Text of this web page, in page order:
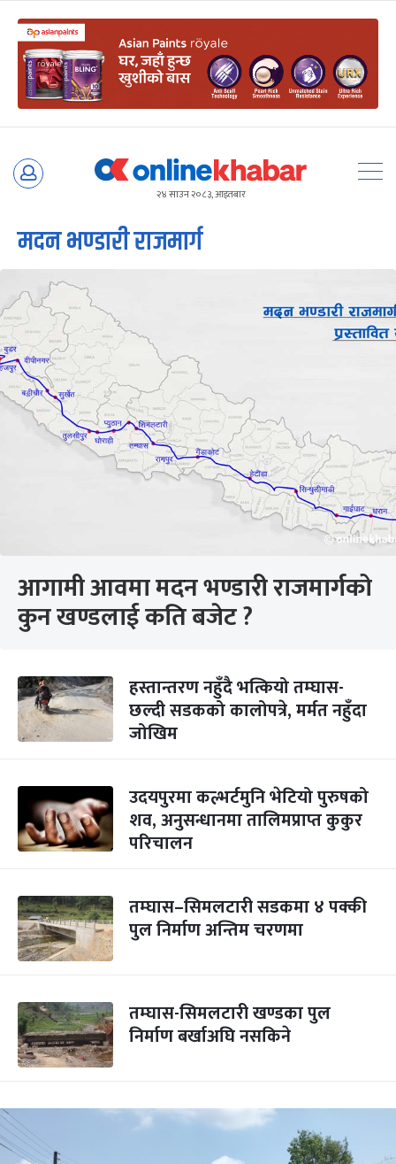
Skip
२४ साउन २०८३, आइतबार
मदन भण्डारी राजमार्ग
आगामी आवमा मदन भण्डारी राजमार्गको
कुन खण्डलाई कति बजेट ?
हस्तान्तरण नहुँदै भत्कियो तम्घास-
छल्दी सडकको कालोपत्रे, मर्मत नहुँदा
जोखिम
उदयपुरमा कल्भर्टमुनि भेटियो पुरुषको
शव, अनुसन्धानमा तालिमप्राप्त कुकुर
परिचालन
तम्घास–सिमलटारी सडकमा ४ पक्की
पुल निर्माण अन्तिम चरणमा
तम्घास-सिमलटारी खण्डका पुल
निर्माण बर्खाअघि नसकिने